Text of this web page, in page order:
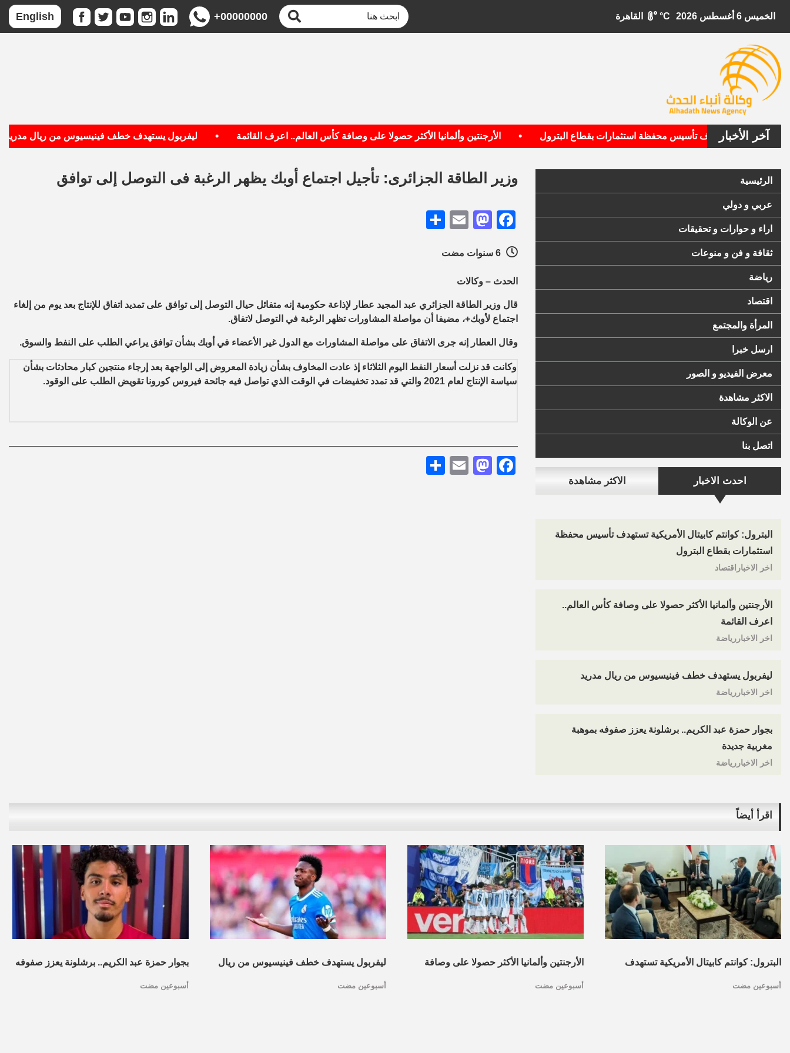
الخميس 6 أغسطس 2026 °C
+00000000
English
آخر الأخبار
الأمريكية تستهدف تأسيس محفظة استثمارات بقطاع البترول الأرجنتين وألمانيا الأكثر حصولا على وصافة كأس العالم.. اعرف القائمة ليفربول يستهدف خطف فينيسيوس من ريال مدريد
الرئيسية
عربي و دولي
اراء و حوارات و تحقيقات
ثقافة و فن و منوعات
رياضة
اقتصاد
المرأة والمجتمع
ارسل خبرا
معرض الفيديو و الصور
الاكثر مشاهدة
عن الوكالة
اتصل بنا
احدث الاخبار الاكثر مشاهدة
البترول: كوانتم كابيتال الأمريكية تستهدف تأسيس محفظة
استثمارات بقطاع البترول
اخر الاخباراقتصاد
الأرجنتين وألمانيا الأكثر حصولا على وصافة كأس العالم..
اعرف القائمة
اخر الاخباررياضة
ليفربول يستهدف خطف فينيسيوس من ريال مدريد
اخر الاخباررياضة
بجوار حمزة عبد الكريم.. برشلونة يعزز صفوفه بموهبة
مغربية جديدة
اخر الاخباررياضة
وزير الطاقة الجزائرى: تأجيل اجتماع أوبك يظهر الرغبة فى التوصل إلى توافق
Facebook
Mastodon
Email
الحدث – وكالات
قال وزير الطاقة الجزائري عبد المجيد عطار لإذاعة حكومية إنه متفائل حيال التوصل إلى توافق على تمديد اتفاق للإنتاج بعد يوم من إلغاء
اجتماع لأوبك+، مضيفا أن مواصلة المشاورات تظهر الرغبة في التوصل لاتفاق.
وقال العطار إنه جرى الاتفاق على مواصلة المشاورات مع الدول غير الأعضاء في أوبك بشأن توافق يراعي الطلب على النفط والسوق.
وكانت قد نزلت أسعار النفط اليوم الثلاثاء إذ عادت المخاوف بشأن زيادة المعروض إلى الواجهة بعد إرجاء منتجين كبار محادثات بشأن
سياسة الإنتاج لعام 2021 والتي قد تمدد تخفيضات في الوقت الذي تواصل فيه جائحة فيروس كورونا تقويض الطلب على الوقود.
Facebook
Mastodon
Email
اقرأ أيضاً
البترول: كوانتم كابيتال الأمريكية تستهدف
أسبوعين مضت
الأرجنتين وألمانيا الأكثر حصولا على وصافة
أسبوعين مضت
ليفربول يستهدف خطف فينيسيوس من ريال
أسبوعين مضت
بجوار حمزة عبد الكريم.. برشلونة يعزز صفوفه
أسبوعين مضت